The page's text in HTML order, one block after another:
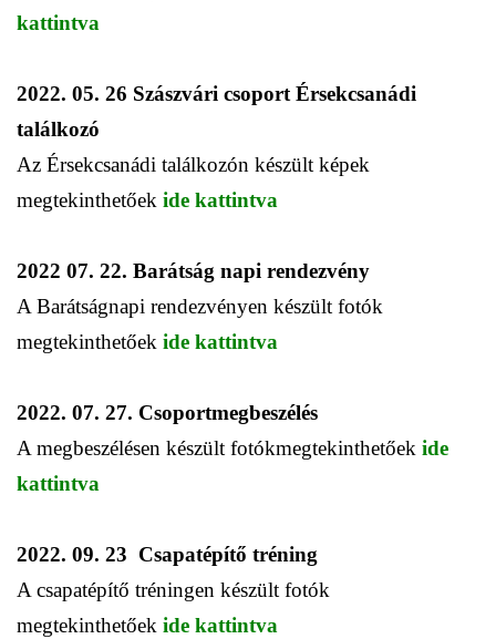
kattintva
2022. 05. 26 Szászvári csoport Érsekcsanádi
találkozó
Az Érsekcsanádi találkozón készült képek
megtekinthetőek ide kattintva
2022 07. 22. Barátság napi rendezvény
A Barátságnapi rendezvényen készült fotók
megtekinthetőek ide kattintva
2022. 07. 27. Csoportmegbeszélés
A megbeszélésen készült fotókmegtekinthetőek ide
kattintva
2022. 09. 23 Csapatépítő tréning
A csapatépítő tréningen készült fotók
megtekinthetőek ide kattintva